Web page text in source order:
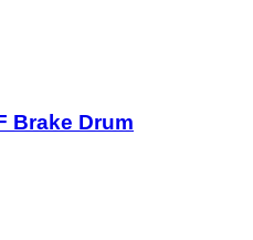
Brake Drum